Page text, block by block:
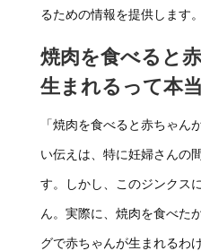
るための情報を提供します。
焼肉を食べると
生まれるって本
「焼肉を食べると赤ちゃん
い伝えは、特に妊婦さんの
す。しかし、このジンクス
ん。実際に、焼肉を食べた
グで赤ちゃんが生まれるわ